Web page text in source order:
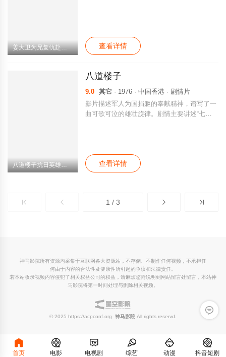
姜大卫为兄复仇赴赌局
开山（谷峰 饰）联合金志全（杨志卿 饰）等
人设计将玉楼害死，决意为兄报仇。 由于杀
害玉楼的凶手众多，小楼误中奸计，险象环
美人计诱敌，才终将封开山杀死。金志全怕小
楼向自己下手，假称杀害玉楼的幕后主脑人实
为大帅胡智虎。小楼深知金志全老奸巨滑，口
上答应与他合谋除去胡智虎，一场关乎两人生
死的赌局展开。
查看详情
八道楼子抗日英雄传奇事迹
八道楼子
9.0 其它 · 1976 · 中国香港 · 剧情片
影片描述军人为国捐躯的奉献精神，谱写了一
曲可歌可泣的雄壮旋律。剧情主要讲述“七七
壮烈牺牲。
查看详情
1 / 3
留言反
神马影院所有资源均采集于互联网各大资源站，不存储、不制作任何视频，不承担任
何由于内容的合法性及健康性所引起的争议和法律责任。
若本站收录视频内容侵犯了相关权益公司的权益，请麻烦您附说明到网站留言处留言，本站神
马影院将第一时间处理与删除相关视频。
© 2025 https://acpconf.org 神马影院 All rights reservd.
首页 电影 电视剧 综艺 动漫 抖音短剧